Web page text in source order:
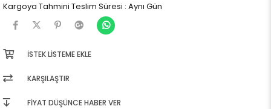
Kargoya Tahmini Teslim Süresi : Aynı Gün
İSTEK LISTEME EKLE
KARŞILAŞTIR
FIYAT DÜŞÜNCE HABER VER